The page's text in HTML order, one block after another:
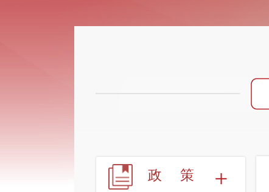
政策